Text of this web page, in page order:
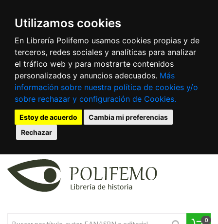
Utilizamos cookies
En Librería Polifemo usamos cookies propias y de
terceros, redes sociales y analíticas para analizar
el tráfico web y para mostrarte contenidos
personalizados y anuncios adecuados. Más
información sobre nuestra política de cookies y/o
sobre rechazar y configuración de Cookies.
Estoy de acuerdo
Cambia mi preferencias
Rechazar
0